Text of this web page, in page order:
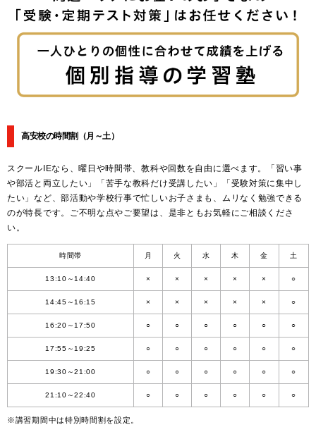
高安校の時間割 （月～土）
スクールIEなら、曜日や時間帯、教科や回数を自由に選べます。「習い事
や部活と両立したい」「苦手な教科だけ受講したい」「受験対策に集中し
たい」など、部活動や学校行事で忙しいお子さまも、ムリなく勉強できる
のが特長です。ご不明な点やご要望は、是非ともお気軽にご相談くださ
い。
時間帯 月 火 水 木 金 土
13:10～14:40 × × × × × ○
14:45～16:15 × × × × × ○
16:20～17:50 ○ ○ ○ ○ ○ ○
17:55～19:25 ○ ○ ○ ○ ○ ○
19:30～21:00 ○ ○ ○ ○ ○ ○
21:10～22:40 ○ ○ ○ ○ ○ ○
※講習期間中は特別時間割を設定。